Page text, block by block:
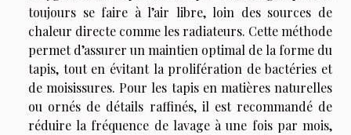
toujours se faire à l’air libre, loin des sources de
chaleur directe comme les radiateurs. Cette méthode
permet d’assurer un maintien optimal de la forme du
tapis, tout en évitant la prolifération de bactéries et
de moisissures. Pour les tapis en matières naturelles
ou ornés de détails raffinés, il est recommandé de
réduire la fréquence de lavage à une fois par mois,